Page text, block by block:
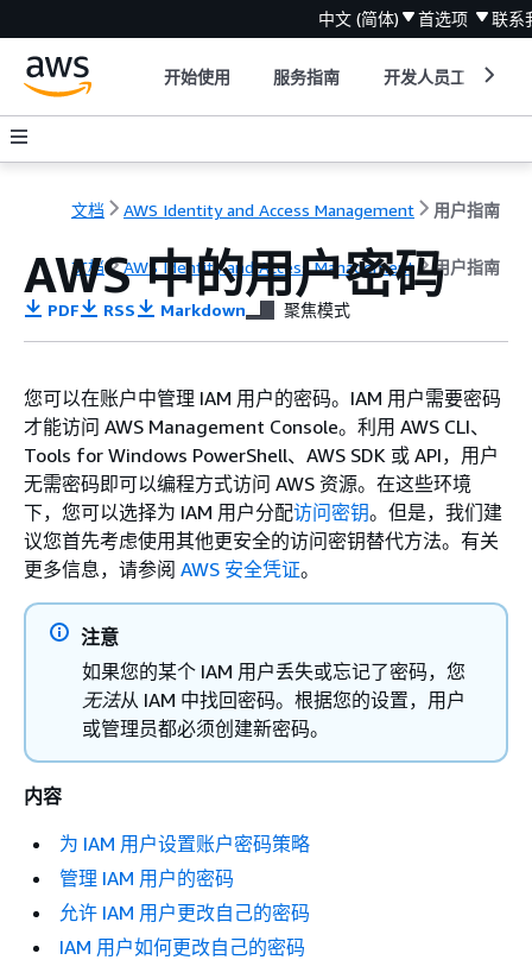
中文 (简体) 首选项 联系
开始使用 服务指南 开发人员工具
文档 AWS Identity and Access Management 用户指南
文档 AWS Identity and Access Management 用户指南
AWS 中的用户密码
PDF RSS Markdown 聚焦模式
您可以在账户中管理 IAM 用户的密码。IAM 用户需要密码
才能访问 AWS Management Console。利用 AWS CLI、
Tools for Windows PowerShell、AWS SDK 或 API，用户
无需密码即可以编程方式访问 AWS 资源。在这些环境
下，您可以选择为 IAM 用户分配访问密钥。但是，我们建
议您首先考虑使用其他更安全的访问密钥替代方法。有关
更多信息，请参阅 AWS 安全凭证。
注意
如果您的某个 IAM 用户丢失或忘记了密码，您
无法从 IAM 中找回密码。根据您的设置，用户
或管理员都必须创建新密码。
内容
为 IAM 用户设置账户密码策略
管理 IAM 用户的密码
允许 IAM 用户更改自己的密码
IAM 用户如何更改自己的密码